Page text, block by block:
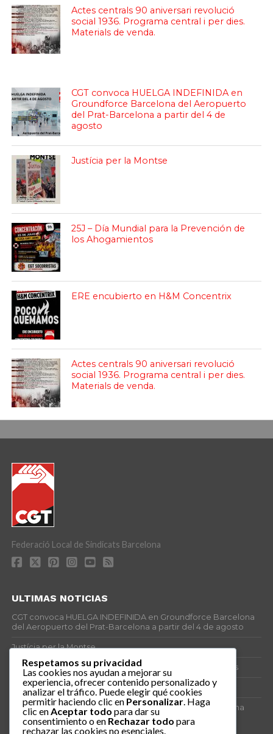
Actes centrals 90 aniversari revolució
social 1936. Programa central i per dies.
Materials de venda.
CGT convoca HUELGA INDEFINIDA en
Groundforce Barcelona del Aeropuerto
del Prat-Barcelona a partir del 4 de
agosto
Justícia per la Montse
25J – Día Mundial para la Prevención de
los Ahogamientos
ERE encubierto en H&M Concentrix
Actes centrals 90 aniversari revolució
social 1936. Programa central i per dies.
Materials de venda.
Federació Local de Sindicats Barcelona
ULTIMAS NOTICIAS
CGT convoca HUELGA INDEFINIDA en Groundforce Barcelona
del Aeropuerto del Prat-Barcelona a partir del 4 de agosto
Justícia per la Montse
25J – Día Mundial para la Prevención de los Ahogamientos
ERE encubierto en H&M Concentrix
Actes centrals 90 aniversari revolució social 1936. Programa
central i per dies. Materials de venda.
Respetamos su privacidad
Las cookies nos ayudan a mejorar su
experiencia, ofrecer contenido personalizado y
analizar el tráfico. Puede elegir qué cookies
permitir haciendo clic en Personalizar . Haga
clic en Aceptar todo para dar su
consentimiento o en Rechazar todo para
rechazar las cookies no esenciales.